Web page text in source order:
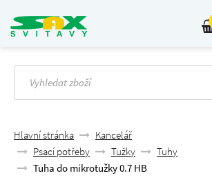
Hlavní stránka
Kancelář
Psací potřeby
Tužky
Tuhy
Tuha do mikrotužky 0.7 HB